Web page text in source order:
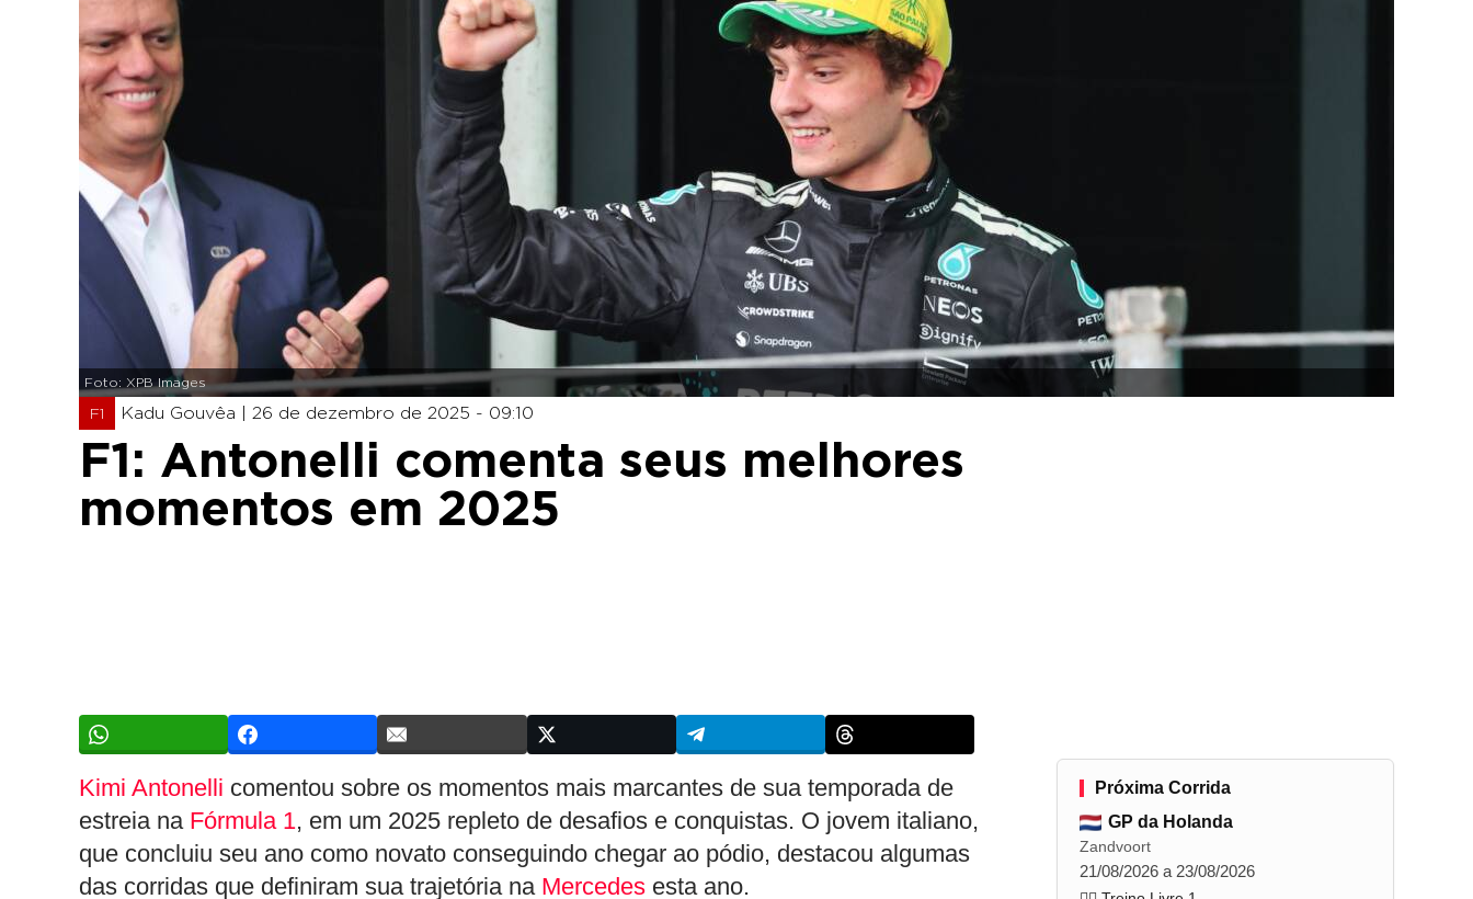
Foto: XPB Images
F1 Kadu Gouvêa | 26 de dezembro de 2025 - 09:10
F1: Antonelli comenta seus melhores
momentos em 2025
Kimi Antonelli comentou sobre os momentos mais marcantes de sua temporada de
estreia na Fórmula 1, em um 2025 repleto de desafios e conquistas. O jovem italiano,
que concluiu seu ano como novato conseguindo chegar ao pódio, destacou algumas
das corridas que definiram sua trajetória na Mercedes esta ano.
Próxima Corrida
GP da Holanda
Zandvoort
21/08/2026 a 23/08/2026